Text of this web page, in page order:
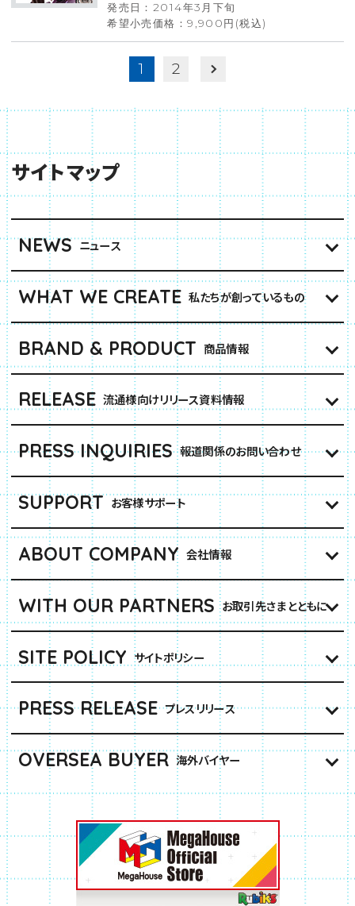
発売日：2014年3月下旬
希望小売価格：9,900円(税込)
1 2
サイトマップ
NEWS ニュース
WHAT WE CREATE 私たちが創っているもの
BRAND & PRODUCT 商品情報
RELEASE 流通様向けリリース資料情報
PRESS INQUIRIES 報道関係のお問い合わせ
SUPPORT お客様サポート
ABOUT COMPANY 会社情報
WITH OUR PARTNERS お取引先さまとともに
SITE POLICY サイトポリシー
PRESS RELEASE プレスリリース
OVERSEA BUYER 海外バイヤー